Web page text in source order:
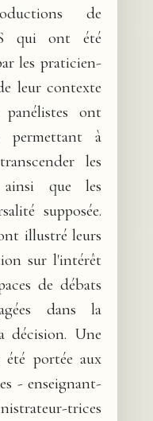
de
qui ont été
les praticien-
leur contexte
ont
permettant à
les
ainsi que les
supposée.
illustré leurs
sur l'intérêt
de débats
dans la
décision. Une
portée aux
- enseignant-
trices